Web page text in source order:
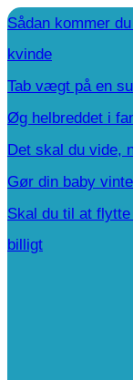
Sådan kommer
kvinde
Tab vægt på en
Øg helbreddet i
Det skal du vide,
Gør din baby
Skal du til at
billigt